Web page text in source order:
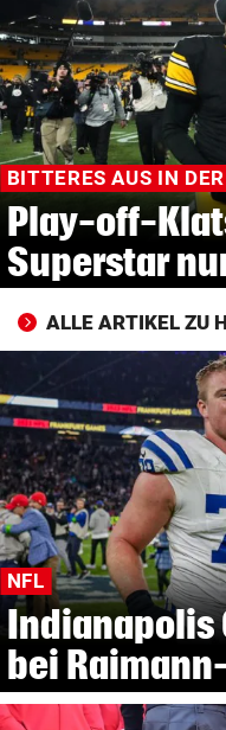
© Krone Multimedia
Muthgasse 2, 1190 Wien
BITTERES AUS IN
Play-off-
Superstar
ALLE ARTIKEL ZU
NFL
Indianapolis
bei